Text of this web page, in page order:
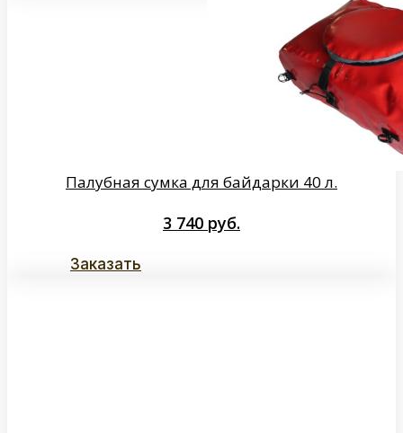
Палубная сумка для байдарки 40 л.
3 740 руб.
Заказать